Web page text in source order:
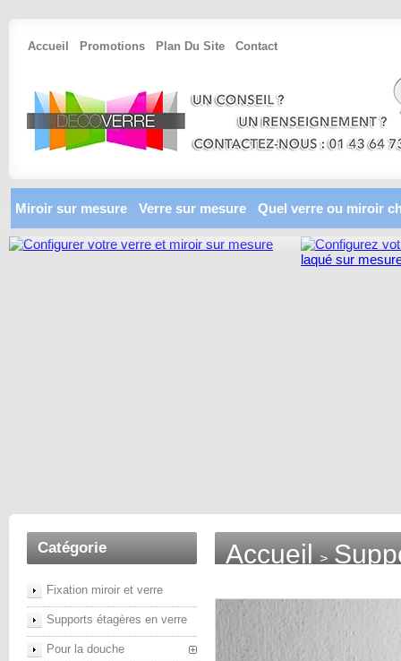
Miroir sur mesure Verre sur mesure Quel verre ou miroir
Accueil Promotions Plan Du Site Contact
Catégorie
Fixation miroir et verre
Supports étagères en verre
Pour la douche
Accueil >